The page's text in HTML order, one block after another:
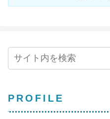
PROFILE